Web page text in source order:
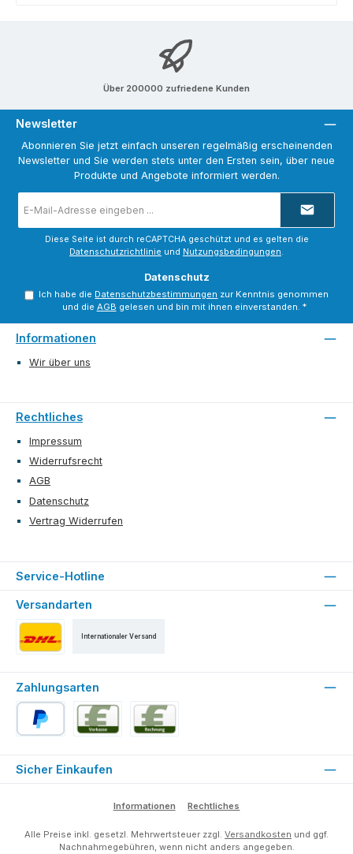
Über 200000 zufriedene Kunden
Newsletter
Abonnieren Sie jetzt einfach unseren regelmäßig erscheinenden
Newsletter und Sie werden stets unter den Ersten sein, über neue
Produkte und Angebote informiert werden.
Mail-
Adresse
Diese Seite ist durch reCAPTCHA geschützt und es gelten die
Datenschutzrichtlinie und Nutzungsbedingungen.
Datenschutz
Ich habe die Datenschutzbestimmungen zur Kenntnis genommen
und die AGB gelesen und bin mit ihnen einverstanden. *
Informationen
Wir über uns
Rechtliches
Impressum
Widerrufsrecht
AGB
Datenschutz
Vertrag Widerrufen
Service-Hotline
Versandarten
Internationaler Versand
Zahlungsarten
Sicher Einkaufen
Informationen Rechtliches
Alle Preise inkl. gesetzl. Mehrwertsteuer zzgl. Versandkosten und ggf.
Nachnahmegebühren, wenn nicht anders angegeben.